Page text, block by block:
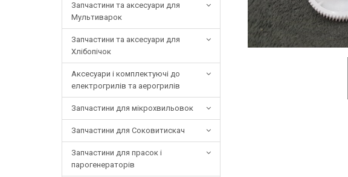
Запчастини та аксесуари для
Мультиварок
Запчастини та аксесуари для
Хлібопічок
Аксесуари і комплектуючі до
електрогрилів та аерогрилів
Запчастини для мікрохвильовок
Запчастини для Соковитискач
Запчастини для прасок і
парогенераторів